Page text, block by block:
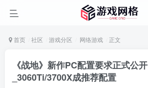
首页 社区 游戏分区 网络游戏 正文
《战地》新作PC配置要求正式公开
_3060Ti/3700X成推荐配置